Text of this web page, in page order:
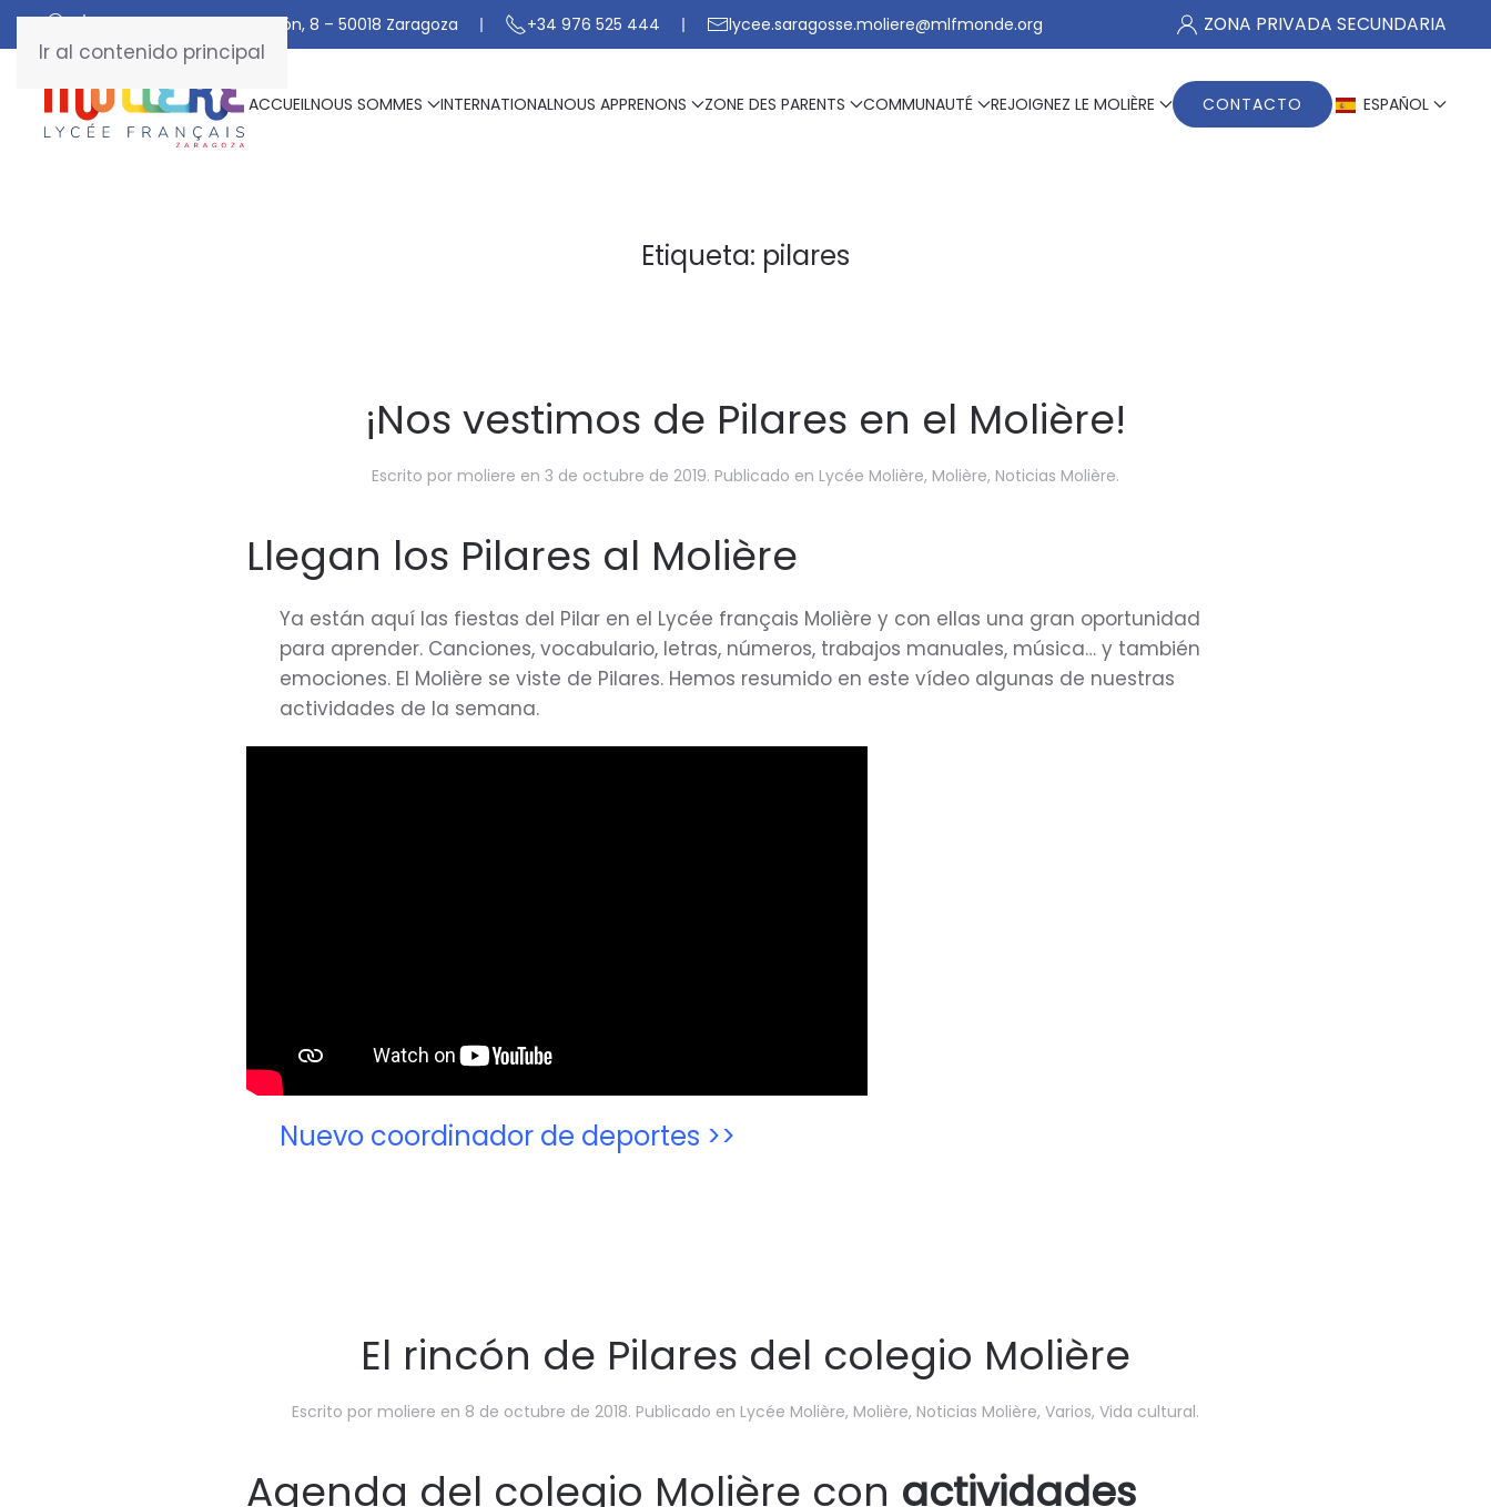
Ir al contenido principal
C/ De Manuel Marraco Ramón, 8 – 50018 Zaragoza +34 976 525 444 lycee.saragosse.moliere@mlfmonde.org ZONA PRIVADA SECUNDARIA
ACCUEILNOUS SOMMES INTERNATIONALNOUS APPRENONS ZONE DES PARENTS COMMUNAUTÉ REJOIGNEZ LE MOLIÈRE CONTACTO ESPAÑOL
Etiqueta: pilares
¡Nos vestimos de Pilares en el Molière!
Escrito por moliere en 3 de octubre de 2019. Publicado en Lycée Molière, Molière, Noticias Molière.
Llegan los Pilares al Molière
Ya están aquí las fiestas del Pilar en el Lycée français Molière y con ellas una gran oportunidad
para aprender. Canciones, vocabulario, letras, números, trabajos manuales, música… y también
emociones. El Molière se viste de Pilares. Hemos resumido en este vídeo algunas de nuestras
actividades de la semana.
Nuevo coordinador de deportes >>
El rincón de Pilares del colegio Molière
Escrito por moliere en 8 de octubre de 2018. Publicado en Lycée Molière, Molière, Noticias Molière, Varios, Vida cultural.
Agenda del colegio Molière con actividades